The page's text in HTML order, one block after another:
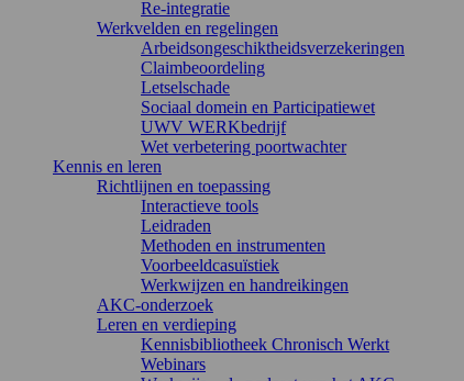
Re-integratie
Werkvelden en regelingen
Arbeidsongeschiktheidsverzekeringen
Claimbeoordeling
Letselschade
Sociaal domein en Participatiewet
UWV WERKbedrijf
Wet verbetering poortwachter
Kennis en leren
Richtlijnen en toepassing
Interactieve tools
Leidraden
Methoden en instrumenten
Voorbeeldcasuïstiek
Werkwijzen en handreikingen
AKC-onderzoek
Leren en verdieping
Kennisbibliotheek Chronisch Werkt
Webinars